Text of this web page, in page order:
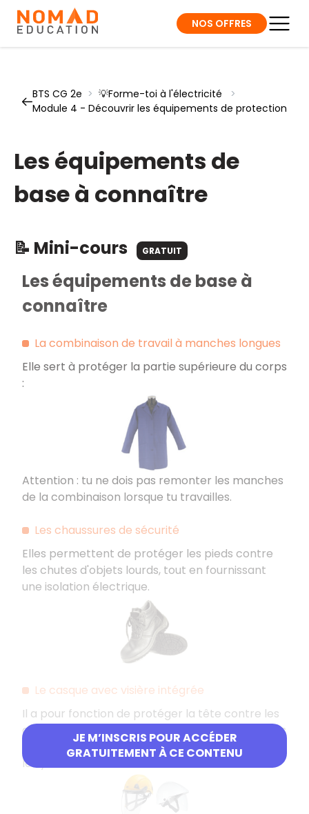
NOS OFFRES
BTS CG 2e > 💡Forme-toi à l'électricité
>
Module 4 - Découvrir les équipements de protection
Les équipements de
base à connaître
📝 Mini-cours GRATUIT
JE M’INSCRIS POUR ACCÉDER
GRATUITEMENT À CE CONTENU
Les équipements de base à
connaître
La combinaison de travail à manches longues
Elle sert à protéger la partie supérieure du corps
:
Attention : tu ne dois pas remonter les manches
de la combinaison lorsque tu travailles.
Les chaussures de sécurité
Elles permettent de protéger les pieds contre
les chutes d'objets lourds, tout en fournissant
une isolation électrique.
Le casque avec visière intégrée
Il a pour fonction de protéger la tête contre les
chutes d'objets, les éclaboussures et les impacts
dangereux, ainsi que les rayons ultraviolets dans
les yeux.